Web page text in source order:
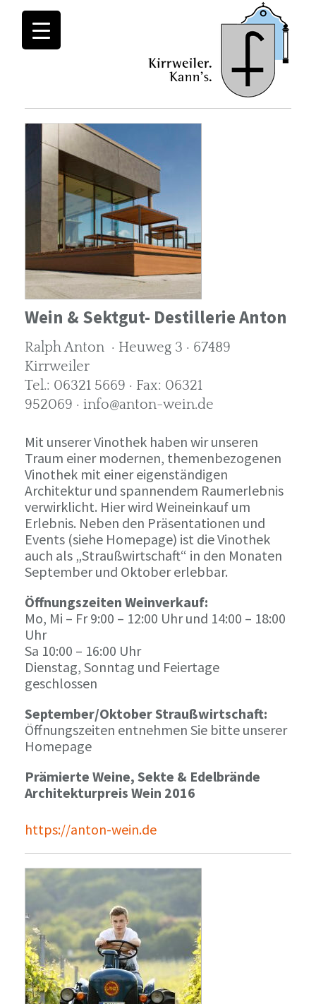
Wein & Sektgut- Destillerie Anton
Ralph Anton · Heuweg 3 · 67489
Kirrweiler
Tel.: 06321 5669 · Fax: 06321
952069 · info@anton-wein.de
Mit unserer Vinothek haben wir unseren
Traum einer modernen, themenbezogenen
Vinothek mit einer eigenständigen
Architektur und spannendem Raumerlebnis
verwirklicht. Hier wird Weineinkauf um
Erlebnis. Neben den Präsentationen und
Events (siehe Homepage) ist die Vinothek
auch als „Straußwirtschaft“ in den Monaten
September und Oktober erlebbar.
Öffnungszeiten Weinverkauf:
Mo, Mi – Fr 9:00 – 12:00 Uhr und 14:00 – 18:00
Uhr
Sa 10:00 – 16:00 Uhr
Dienstag, Sonntag und Feiertage
geschlossen
September/Oktober Straußwirtschaft:
Öffnungszeiten entnehmen Sie bitte unserer
Homepage
Prämierte Weine, Sekte & Edelbrände
Architekturpreis Wein 2016
https://anton-wein.de